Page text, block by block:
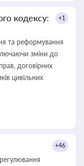
кодексу:
+1
та реформування
зміни до
договірних
цивільних
+46